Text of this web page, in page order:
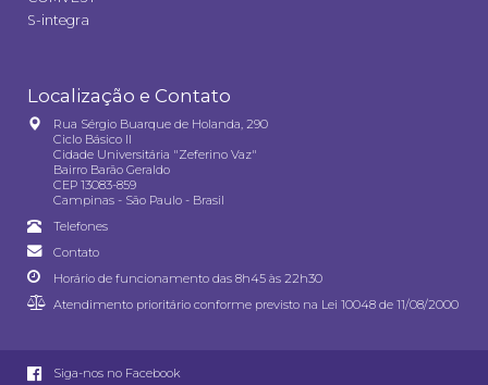
S-integra
Localização e Contato
Rua Sérgio Buarque de Holanda, 290
Ciclo Básico II
Cidade Universitária "Zeferino Vaz"
Bairro Barão Geraldo
CEP 13083-859
Campinas - São Paulo - Brasil
Telefones
Contato
Horário de funcionamento das 8h45 às 22h30
Atendimento prioritário conforme previsto na Lei 10048 de 11/08/2000
Siga-nos no Facebook